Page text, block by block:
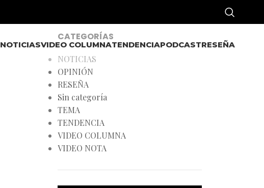
NOTICIASVIDEO COLUMNATENDENCIAPODCASTRESEÑA
CATEGORÍAS
NOTICIAS
OPINIÓN
RESEÑA
Sin categoría
TEMA
TENDENCIA
VIDEO COLUMNA
VIDEO NOTA